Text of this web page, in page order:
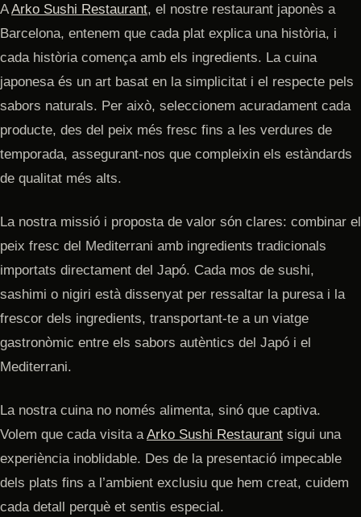
AArko Sushi Restaurant, el nostre restaurant japonès a
Barcelona, entenem que cada plat explica una història, i
cada història comença amb els ingredients. La cuina
japonesa és un art basat en la simplicitat i el respecte pels
sabors naturals. Per això, seleccionem acuradament cada
producte, des del peix més fresc fins a les verdures de
temporada, assegurant-nos que compleixin els estàndards
de qualitat més alts.
La nostra missió i proposta de valor són clares: combinar el
peix fresc del Mediterrani amb ingredients tradicionals
importats directament del Japó. Cada mos de sushi,
sashimi o nigiri està dissenyat per ressaltar la puresa i la
frescor dels ingredients, transportant-te a un viatge
gastronòmic entre els sabors autèntics del Japó i el
Mediterrani.
La nostra cuina no només alimenta, sinó que captiva.
Volem que cada visita a Arko Sushi Restaurant sigui una
experiència inoblidable. Des de la presentació impecable
dels plats fins a l’ambient exclusiu que hem creat, cuidem
cada detall perquè et sentis especial.